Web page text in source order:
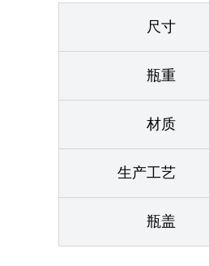
尺寸
瓶重
材质
生产工艺
瓶盖